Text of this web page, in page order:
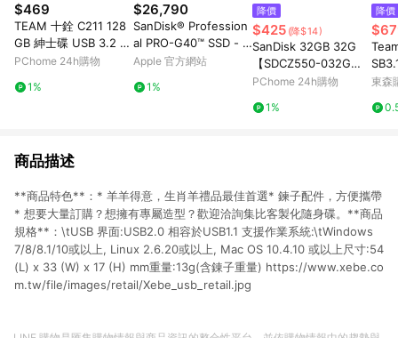
$469
TEAM 十銓 C211 128
GB 紳士碟 USB 3.2 隨
身碟 (終身保固)
PChome 24h購物
1%
$26,790
SanDisk® Profession
al PRO-G40™ SSD - 2
TB
Apple 官方網站
1%
降價
$425 (降$14)
SanDisk 32GB 32G
【SDCZ550-032G】U
ltra Curve CZ550 US
PChome 24h購物
1%
降價
東森
商品描述
**商品特色**：* 羊羊得意，生肖羊禮品最佳首選* 鍊子配件，方便攜帶
* 想要大量訂購？想擁有專屬造型？歡迎洽詢集比客製化隨身碟。**商品
規格**：\tUSB 界面:USB2.0 相容於USB1.1 支援作業系統:\tWindows
7/8/8.1/10或以上, Linux 2.6.20或以上, Mac OS 10.4.10 或以上尺寸:54
(L) x 33 (W) x 17 (H) mm重量:13g(含錬子重量) https://www.xebe.co
m.tw/file/images/retail/Xebe_usb_retail.jpg